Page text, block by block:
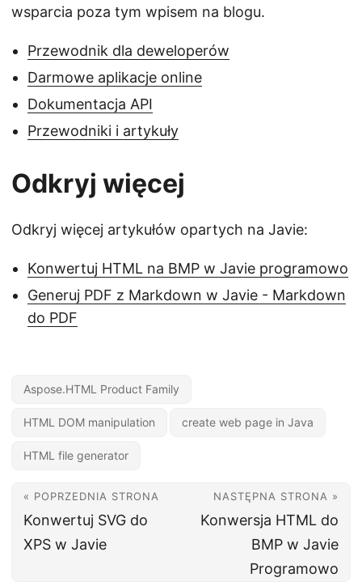
wsparcia poza tym wpisem na blogu.
Przewodnik dla deweloperów
Darmowe aplikacje online
Dokumentacja API
Przewodniki i artykuły
Odkryj więcej
Odkryj więcej artykułów opartych na Javie:
Konwertuj HTML na BMP w Javie programowo
Generuj PDF z Markdown w Javie - Markdown
do PDF
Aspose.HTML Product Family
HTML DOM manipulation create web page in Java
HTML file generator
« POPRZEDNIA STRONA
Konwertuj SVG do
XPS w Javie
NASTĘPNA STRONA »
Konwersja HTML do
BMP w Javie
Programowo